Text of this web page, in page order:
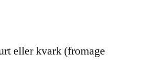
eller kvark (fromage